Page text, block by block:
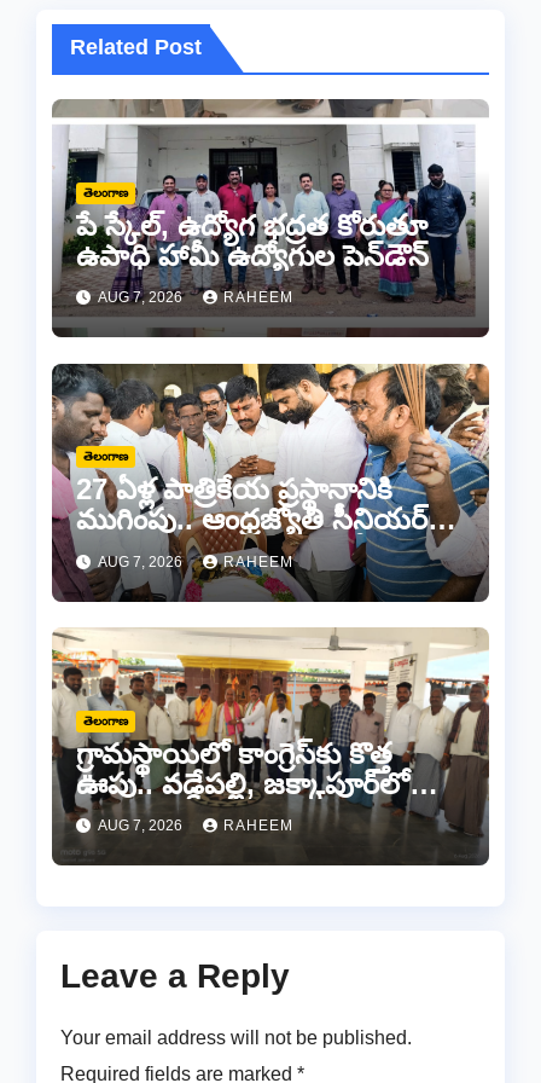
Related Post
తెలంగాణ
పే స్కేల్, ఉద్యోగ భద్రత కోరుతూ
ఉపాధి హామీ ఉద్యోగుల పెన్‌డౌన్
AUG 7, 2026 RAHEEM
తెలంగాణ
27 ఏళ్ల పాత్రికేయ ప్రస్థానానికి
ముగింపు.. ఆంధ్రజ్యోతి సీనియర్
జర్నలిస్టు సల్ల ఆశన్నకు కన్నీటి
వీడ్కోలు…
AUG 7, 2026 RAHEEM
తెలంగాణ
గ్రామస్థాయిలో కాంగ్రెస్‌కు కొత్త
ఊపు.. వడ్డేపల్లి, జక్కాపూర్‌లో
నూతన కమిటీల ఏర్పాటు
AUG 7, 2026 RAHEEM
Leave a Reply
Your email address will not be published.
Required fields are marked *